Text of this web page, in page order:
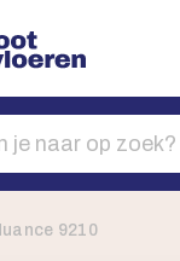
9210